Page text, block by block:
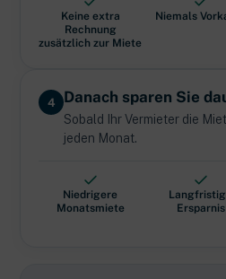
Keine extra
Rechnung
zusätzlich zur Miete
Niemals
4 Danach sparen Sie
Sobald Ihr Vermieter die
jeden Monat.
Niedrigere
Monatsmiete
Ersparnis